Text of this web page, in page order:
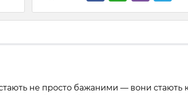
стають не просто бажаними — вони